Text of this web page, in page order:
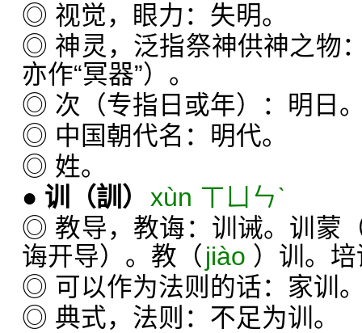
◎ 视觉，眼力：失明。
◎ 神灵，泛指祭神供神之物
亦作“冥器”）。
◎ 次（专指日或年）：明日
◎ 中国朝代名：明代。
◎ 姓。
● 训 （訓） xùn ㄒㄩㄣˋ
◎ 教导，教诲：训诫。训蒙
诲开导）。教（ jiào ）训。
◎ 可以作为法则的话：家训
◎ 典式，法则：不足为训。